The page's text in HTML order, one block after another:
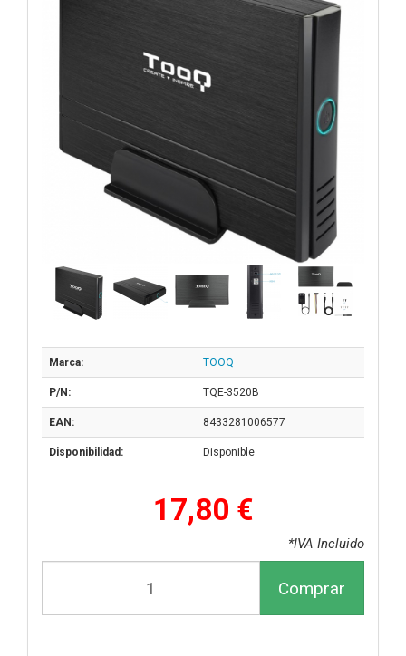
Marca: TOOQ
P/N: TQE-3520B
EAN: 8433281006577
Disponibilidad: Disponible
17,80 €
*IVA Incluido
Comprar